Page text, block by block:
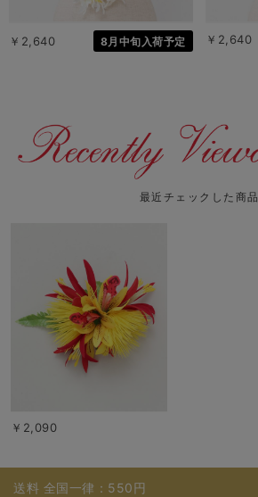
￥2,640 8月中旬入荷予定 ￥2,640
最近チェックした商品
￥2,090
送料 全国一律：550円